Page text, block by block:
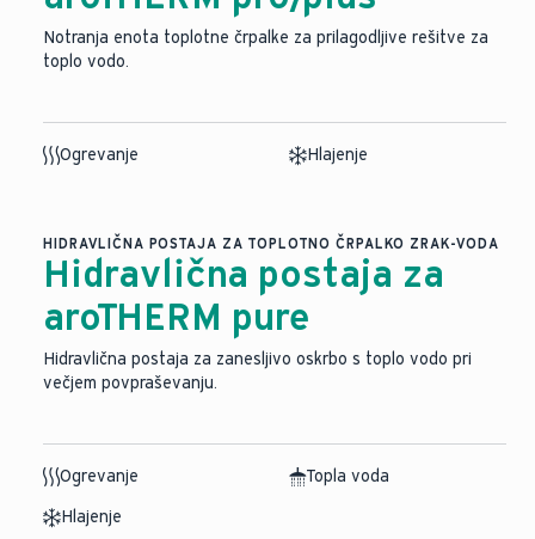
Notranja enota toplotne črpalke za prilagodljive rešitve za
toplo vodo.
Ogrevanje Hlajenje
HIDRAVLIČNA POSTAJA ZA TOPLOTNO ČRPALKO ZRAK-VODA
Hidravlična postaja za
aroTHERM pure
Hidravlična postaja za zanesljivo oskrbo s toplo vodo pri
večjem povpraševanju.
Ogrevanje
Topla voda
Hlajenje